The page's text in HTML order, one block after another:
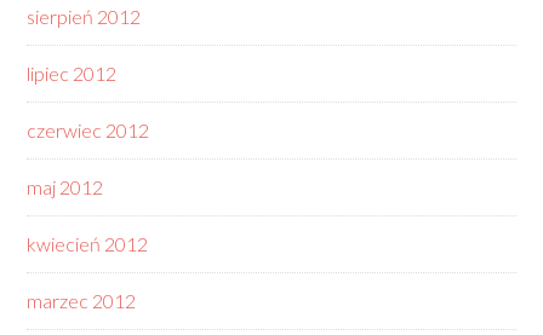
sierpień 2012
lipiec 2012
czerwiec 2012
maj 2012
kwiecień 2012
marzec 2012